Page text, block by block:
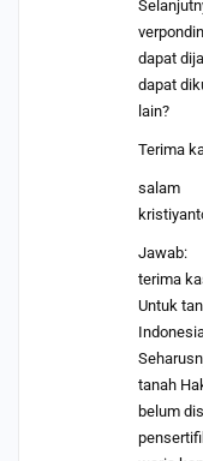
dapat
dapat
lain?
Terima
salam
Jawab:
terima
Untuk
tanah
belum